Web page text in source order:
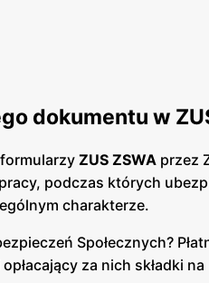
dokumentu w
ZUS ZSWA przez
podczas których
charakterze.
Społecznych?
za nich składki